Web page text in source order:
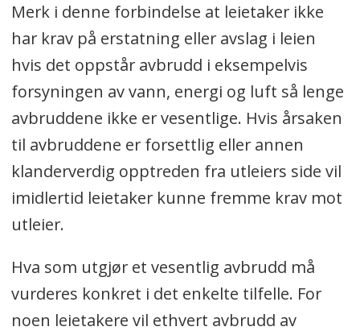
Merk i denne forbindelse at leietaker ikke
har krav på erstatning eller avslag i leien
hvis det oppstår avbrudd i eksempelvis
forsyningen av vann, energi og luft så lenge
avbruddene ikke er vesentlige. Hvis årsaken
til avbruddene er forsettlig eller annen
klanderverdig opptreden fra utleiers side vil
imidlertid leietaker kunne fremme krav mot
utleier.
Hva som utgjør et vesentlig avbrudd må
vurderes konkret i det enkelte tilfelle. For
noen leietakere vil ethvert avbrudd av